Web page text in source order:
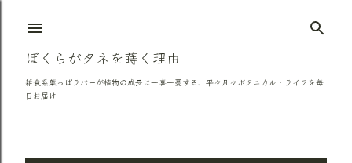
スキップしてメイン コンテンツに移動
ぼくらがタネを蒔く理由
雑食系葉っぱラバーが植物の成長に一喜一憂する、平々凡々ボタニカル・ライフを毎
日お届け